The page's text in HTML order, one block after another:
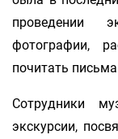
проведении
фотографии,
почитать
Сотрудники
экскурсии,